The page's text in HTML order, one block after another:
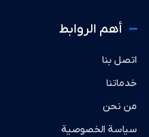
أهم الروابط
اتصل بنا
خدماتنا
من نحن
سياسة الخصوصية